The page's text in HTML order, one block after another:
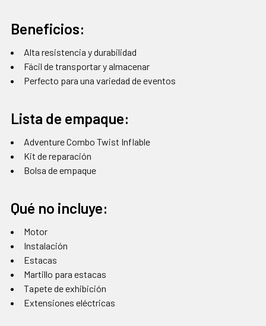
Beneficios:
Alta resistencia y durabilidad
Fácil de transportar y almacenar
Perfecto para una variedad de eventos
Lista de empaque:
Adventure Combo Twist Inflable
Kit de reparación
Bolsa de empaque
Qué no incluye:
Motor
Instalación
Estacas
Martillo para estacas
Tapete de exhibición
Extensiones eléctricas